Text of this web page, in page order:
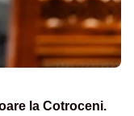
la Cotroceni.